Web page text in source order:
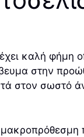
καλή φήμη
στην
στον σωστό